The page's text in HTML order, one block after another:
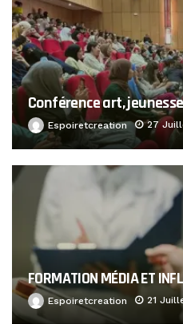
Conférence art,
Espoiretcreation 27
FORMATION MÉDIA ET
Espoiretcreation 21